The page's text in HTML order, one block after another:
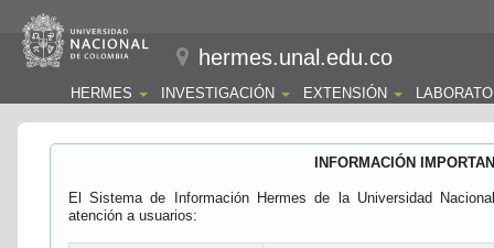
hermes.unal.edu.co
HERMES INVESTIGACIÓN EXTENSIÓN
INFORMACIÓN
El Sistema de Información Hermes de la Universidad
atención a usuarios: